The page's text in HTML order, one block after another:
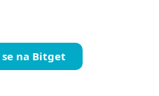
na Bitget